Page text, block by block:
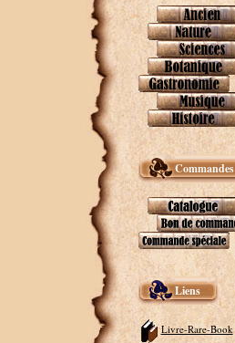
Commandes
Liens
Livre-Rare-Book